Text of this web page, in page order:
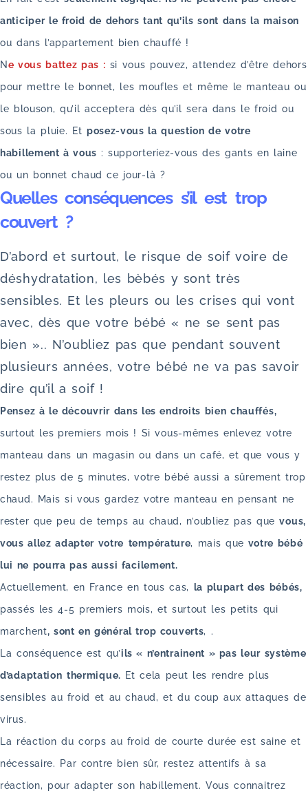
anticiper le froid de dehors tant qu’ils sont dans la maison
ou dans l’appartement bien chauffé !
Ne vous battez pas : si vous pouvez, attendez d’être dehors
pour mettre le bonnet, les moufles et même le manteau ou
le blouson, qu’il acceptera dès qu’il sera dans le froid ou
sous la pluie. Et posez-vous la question de votre
habillement à vous : supporteriez-vous des gants en laine
ou un bonnet chaud ce jour-là ?
Quelles conséquences s’il est trop
couvert ?
D’abord et surtout, le risque de soif voire de
déshydratation, les bèbés y sont très
sensibles. Et les pleurs ou les crises qui vont
avec, dès que votre bébé « ne se sent pas
bien ».. N’oubliez pas que pendant souvent
plusieurs années, votre bébé ne va pas savoir
dire qu’il a soif !
Pensez à le découvrir dans les endroits bien chauffés,
surtout les premiers mois ! Si vous-mêmes enlevez votre
manteau dans un magasin ou dans un café, et que vous y
restez plus de 5 minutes, votre bébé aussi a sûrement trop
chaud. Mais si vous gardez votre manteau en pensant ne
rester que peu de temps au chaud, n’oubliez pas quevous,
vous allez adapter votre température, mais que votre bébé
lui ne pourra pas aussi facilement.
Actuellement, en France en tous cas, la plupart des bébés,
passés les 4-5 premiers mois, et surtout les petits qui
marchent, sont en général trop couverts, .
La conséquence est qu’ils « n’entrainent » pas leur système
d’adaptation thermique. Et cela peut les rendre plus
sensibles au froid et au chaud, et du coup aux attaques de
virus.
La réaction du corps au froid de courte durée est saine et
nécessaire. Par contre bien sûr, restez attentifs à sa
réaction, pour adapter son habillement. Vous connaitrez